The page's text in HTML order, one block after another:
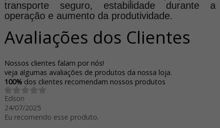
transporte seguro, estabilidade durante a
operação e aumento da produtividade.
Avaliações dos Clientes
Nossos clientes falam por nós!
veja algumas avaliações de produtos da nossa loja.
100% dos clientes recomendam nossos produtos
Edson
24/07/2025
Eu recomendo esse produto.